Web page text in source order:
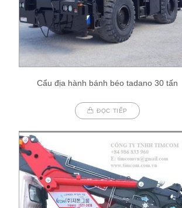
Cẩu địa hành bánh béo tadano 30 tấn
ĐỌC TIẾP